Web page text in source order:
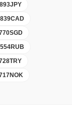
JPY
CAD
SGD
RUB
TRY
NOK